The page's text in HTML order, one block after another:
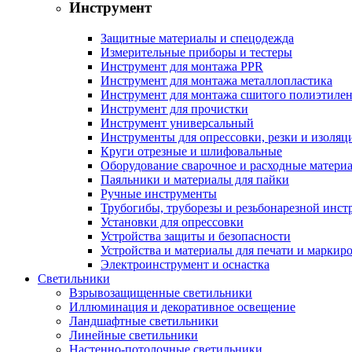
Инструмент
Защитные материалы и спецодежда
Измерительные приборы и тестеры
Инструмент для монтажа PPR
Инструмент для монтажа металлопластика
Инструмент для монтажа сшитого
Инструмент для прочистки
Инструмент универсальный
Инструменты для опрессовки, резки и
Круги отрезные и шлифовальные
Оборудование сварочное и расходные
Паяльники и материалы для пайки
Ручные инструменты
Трубогибы, труборезы и резьбонарезной
Установки для опрессовки
Устройства защиты и безопасности
Устройства и материалы для печати и
Электроинструмент и оснастка
Светильники
Взрывозащищенные светильники
Иллюминация и декоративное освещение
Ландшафтные светильники
Линейные светильники
Настенно-потолочные светильники